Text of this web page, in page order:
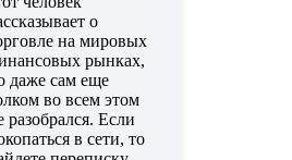
о
на мировых
рынках,
даже сам еще
во всем этом
разобрался. Если
в сети, то